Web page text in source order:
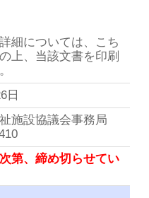
については、こち
上、当該文書を印刷
日
施設協議会事務局
第、締め切らせてい